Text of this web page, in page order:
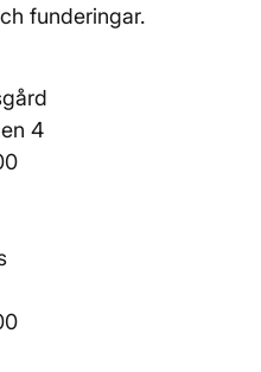
funderingar.
4